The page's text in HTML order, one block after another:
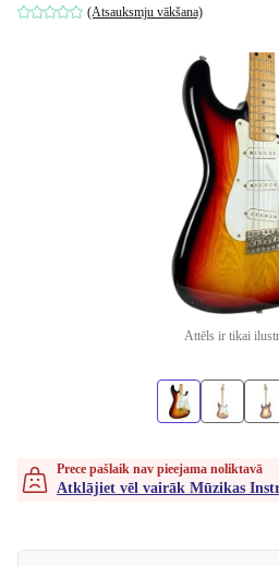
(Atsauksmju vākšana)
Attēls ir tikai
Prece pašlaik nav pieejama noliktavā
Atklājiet vēl vairāk Mūzikas